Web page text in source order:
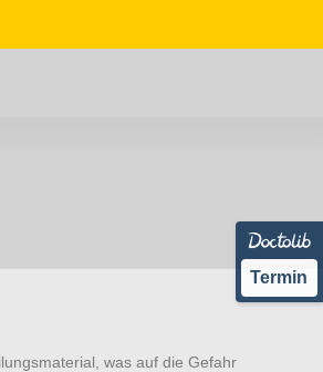
Termin
was auf die Gefahr